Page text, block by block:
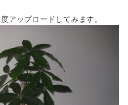
アップロードしてみます。